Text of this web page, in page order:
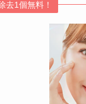
去1個無料！